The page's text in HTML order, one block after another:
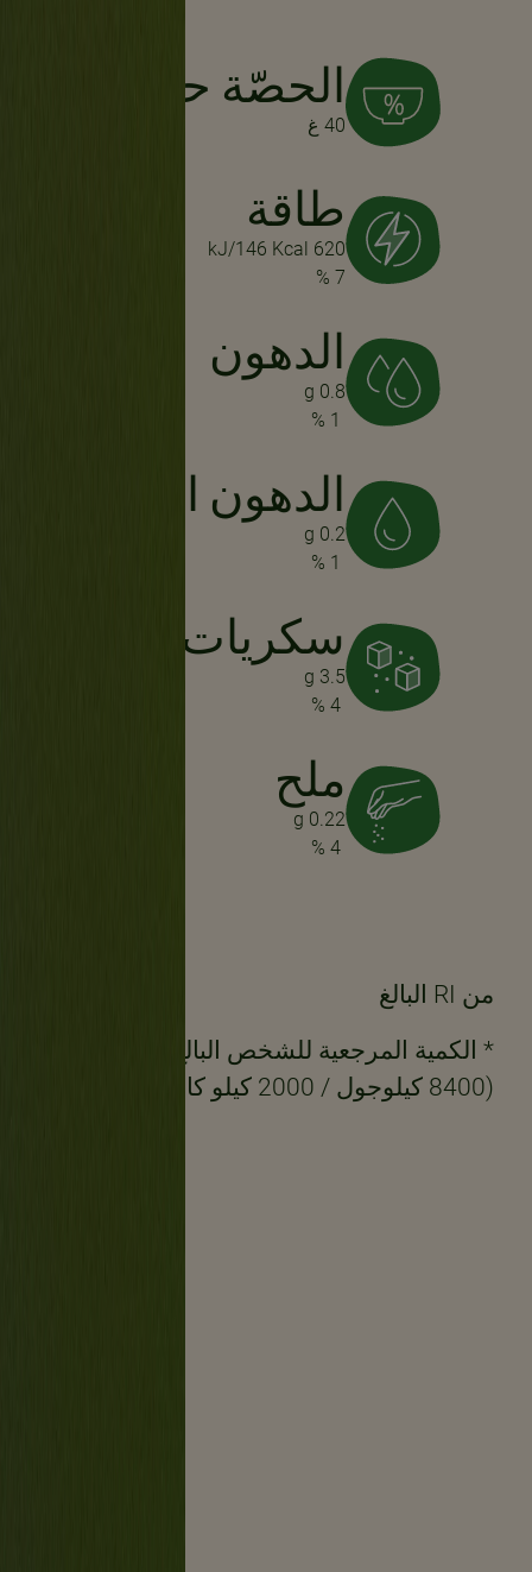
الحصّة حجم
40 غ
طاقة
620 kJ/146 Kcal
7 %
الدهون
0.8 g
الدهون المشبعة
0.2 g
سكريات كلية
3.5 g
4 %
ملح
0.22 g
4 %
من RI البالغ
* الكمية المرجعية للشخص البالغ المتوسط
(8400 كيلوجول / 2000 كيلو كالوري)